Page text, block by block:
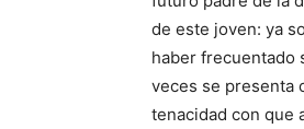
de este joven: ya
haber frecuentado
veces se presenta
tenacidad con que